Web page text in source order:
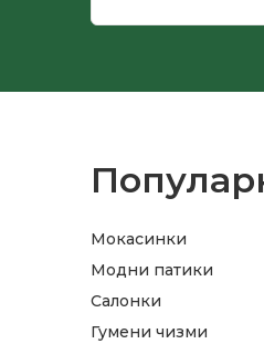
Мокасинки
Модни патики
Салонки
Гумени чизми